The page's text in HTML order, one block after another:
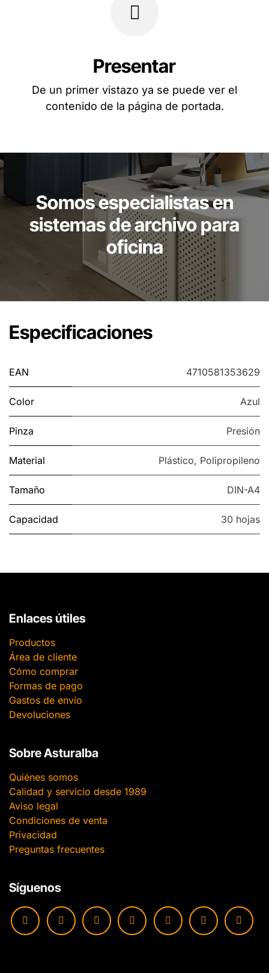
Presentar
De un primer vistazo ya se puede ver el
contenido de la página de portada.
Somos especialistas en
sistemas de archivo para
oficina
Especificaciones
EAN 4710581353629
Color Azul
Pinza Presión
Material Plástico, Polipropileno
Tamaño DIN-A4
Capacidad 30 hojas
Enlaces útiles
Productos
Área de cliente
Cómo comprar
Formas de pago
Gastos de envío
Devoluciones
Sobre Asturalba
Quiénes somos
Calidad y servicio desde 1989
Aviso legal
Condiciones de venta
Privacidad
Preguntas frecuentes
Síguenos